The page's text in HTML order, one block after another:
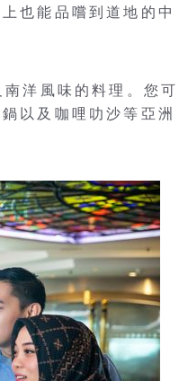
也能品嚐到道地的中
洋風味的料理。您可
以及咖哩叻沙等亞洲